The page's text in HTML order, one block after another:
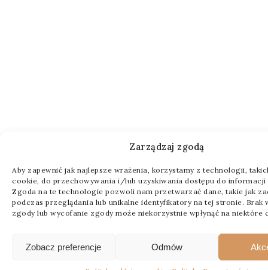
Zarządzaj zgodą
Aby zapewnić jak najlepsze wrażenia, korzystamy z technologii,
cookie, do przechowywania i/lub uzyskiwania dostępu do informacji
Zgoda na te technologie pozwoli nam przetwarzać dane, takie jak
podczas przeglądania lub unikalne identyfikatory na tej stronie. Brak
zgody lub wycofanie zgody może niekorzystnie wpłynąć na niektóre
Odmów
Zobacz preferencje